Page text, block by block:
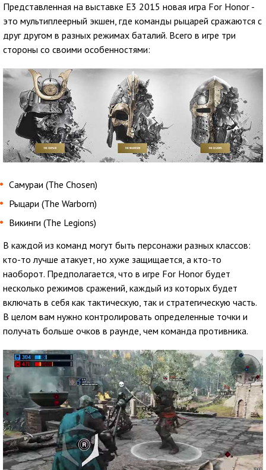
Представленная на выставке E3 2015 новая игра For Honor -
это мультиплеерный экшен, где команды рыцарей сражаются с
друг другом в разных режимах баталий. Всего в игре три
стороны со своими особенностями:
Самураи (The Chosen)
Рыцари (The Warborn)
Викинги (The Legions)
В каждой из команд могут быть персонажи разных классов:
кто-то лучше атакует, но хуже защищается, а кто-то
наоборот. Предполагается, что в игре For Honor будет
несколько режимов сражений, каждый из которых будет
включать в себя как тактическую, так и стратегическую часть.
В целом вам нужно контролировать определенные точки и
получать больше очков в раунде, чем команда противника.